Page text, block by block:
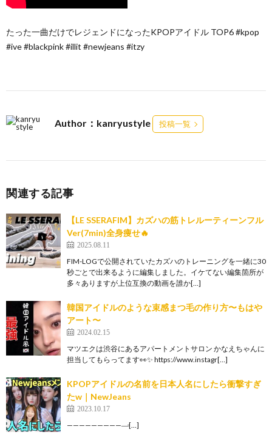
たった一曲だけでレジェンドになったKPOPアイドル TOP6 #kpop
#ive #blackpink #illit #newjeans #itzy
Author：kanryustyle 投稿一覧
関連する記事
【LE SSERAFIM】カズハの筋トレルーティーンフル
Ver(7min)全身痩せ🔥
2025.08.11
FIM-LOGで公開されていたカズハのトレーニングを一緒に30
秒ごとで出来るように編集しました。イケてない編集箇所が
多々ありますが上位互換の動画を誰か[…]
韓国アイドルのような束感まつ毛の作り方〜もはや
アート〜
2024.02.15
マツエクは渋谷にあるアパートメントサロン かなえちゃんに
担当してもらってます👀✨ https://www.instagr[…]
KPOPアイドルの名前を日本人名にしたら衝撃すぎ
たw｜NewJeans
2023.10.17
——————————̵[…]